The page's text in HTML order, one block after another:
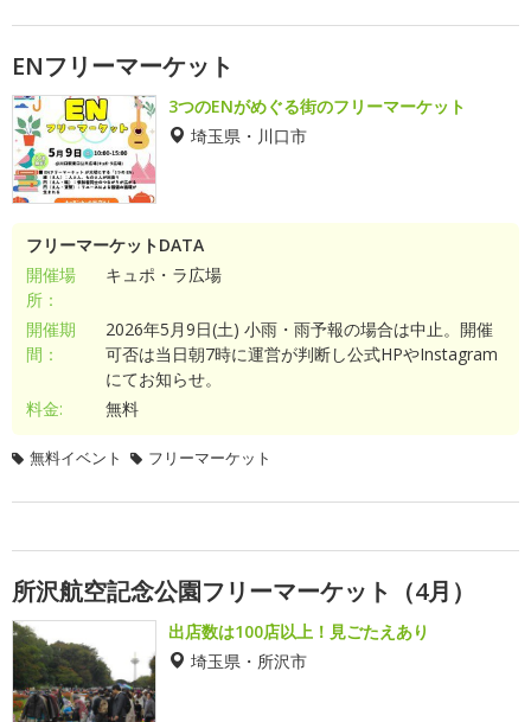
ENフリーマーケット
3つのENがめぐる街のフリーマーケット
埼玉県・川口市
フリーマーケットDATA
開催場
所：
キュポ・ラ広場
開催期
間：
2026年5月9日(土) 小雨・雨予報の場合は中止。開催
可否は当日朝7時に運営が判断し公式HPやInstagram
にてお知らせ。
料金:
無料
無料イベント フリーマーケット
所沢航空記念公園フリーマーケット（4月）
出店数は100店以上！見ごたえあり
埼玉県・所沢市